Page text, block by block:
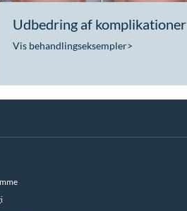
Udbedring af komplikationer
Vis behandlingseksempler>